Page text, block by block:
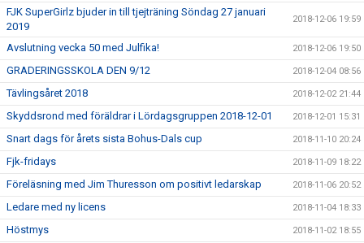
FJK SuperGirlz bjuder in till tjejträning Söndag 27 januari
2019
2018-12-06 19:59
Avslutning vecka 50 med Julfika! 2018-12-06 19:50
GRADERINGSSKOLA DEN 9/12 2018-12-04 08:56
Tävlingsåret 2018 2018-12-02 21:44
Skyddsrond med föräldrar i Lördagsgruppen 2018-12-01 2018-12-01 15:31
Snart dags för årets sista Bohus-Dals cup 2018-11-10 20:24
Fjk-fridays 2018-11-09 18:22
Föreläsning med Jim Thuresson om positivt ledarskap 2018-11-06 20:52
Ledare med ny licens 2018-11-04 18:33
Höstmys 2018-11-02 18:55